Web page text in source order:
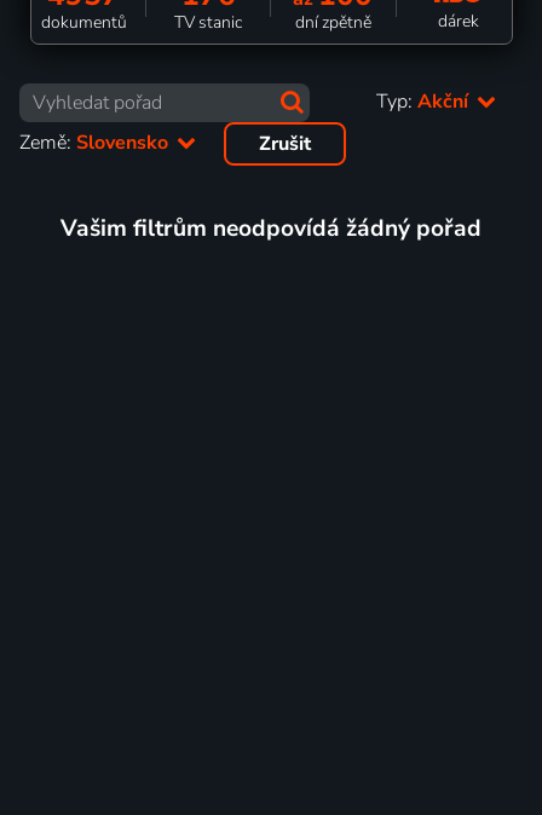
dokumentů TV stanic dní zpětně dárek
Typ: Akční
Země: Slovensko Zrušit
Vašim filtrům neodpovídá žádný pořad